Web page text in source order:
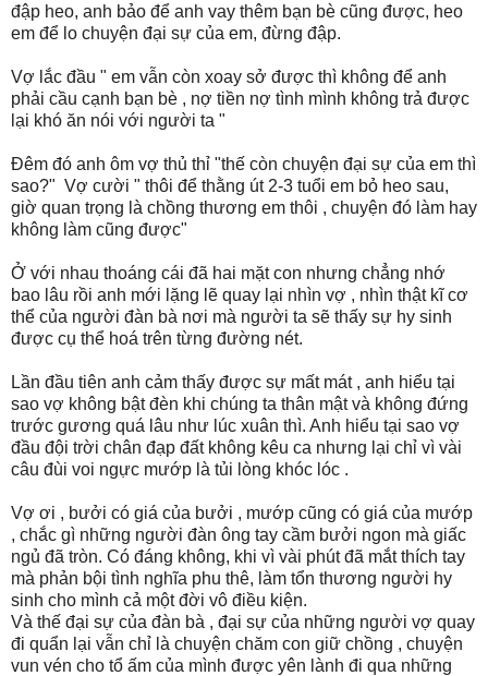
đập heo, anh bảo để anh vay thêm bạn bè cũng được, heo
em để lo chuyện đại sự của em, đừng đập.
Vợ lắc đầu " em vẫn còn xoay sở được thì không để anh
phải cầu cạnh bạn bè , nợ tiền nợ tình mình không trả được
lại khó ăn nói với người ta "
Đêm đó anh ôm vợ thủ thỉ "thế còn chuyện đại sự của em thì
sao?" Vợ cười " thôi để thằng út 2-3 tuổi em bỏ heo sau,
giờ quan trọng là chồng thương em thôi , chuyện đó làm hay
không làm cũng được"
Ở với nhau thoáng cái đã hai mặt con nhưng chẳng nhớ
bao lâu rồi anh mới lặng lẽ quay lại nhìn vợ , nhìn thật kĩ cơ
thể của người đàn bà nơi mà người ta sẽ thấy sự hy sinh
được cụ thể hoá trên từng đường nét.
Lần đầu tiên anh cảm thấy được sự mất mát , anh hiểu tại
sao vợ không bật đèn khi chúng ta thân mật và không đứng
trước gương quá lâu như lúc xuân thì. Anh hiểu tại sao vợ
đầu đội trời chân đạp đất không kêu ca nhưng lại chỉ vì vài
câu đùi voi ngực mướp là tủi lòng khóc lóc .
Vợ ơi , bưởi có giá của bưởi , mướp cũng có giá của mướp
, chắc gì những người đàn ông tay cầm bưởi ngon mà giấc
ngủ đã tròn. Có đáng không, khi vì vài phút đã mắt thích tay
mà phản bội tình nghĩa phu thê, làm tổn thương người hy
sinh cho mình cả một đời vô điều kiện.
Và thế đại sự của đàn bà , đại sự của những người vợ quay
đi quẩn lại vẫn chỉ là chuyện chăm con giữ chồng , chuyện
vun vén cho tổ ấm của mình được yên lành đi qua những